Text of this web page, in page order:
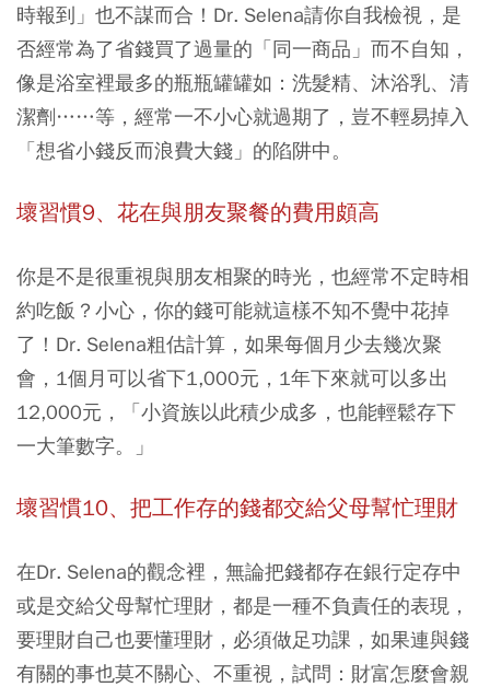
時報到」也不謀而合！Dr. Selena請你自我檢視，是
否經常為了省錢買了過量的「同一商品」而不自知，
像是浴室裡最多的瓶瓶罐罐如：洗髮精、沐浴乳、清
潔劑……等，經常一不小心就過期了，豈不輕易掉入
「想省小錢反而浪費大錢」的陷阱中。
壞習慣9、花在與朋友聚餐的費用頗高
你是不是很重視與朋友相聚的時光，也經常不定時相
約吃飯？小心，你的錢可能就這樣不知不覺中花掉
了！Dr. Selena粗估計算，如果每個月少去幾次聚
會，1個月可以省下1,000元，1年下來就可以多出
12,000元，「小資族以此積少成多，也能輕鬆存下
一大筆數字。」
壞習慣10、把工作存的錢都交給父母幫忙理財
在Dr. Selena的觀念裡，無論把錢都存在銀行定存中
或是交給父母幫忙理財，都是一種不負責任的表現，
要理財自己也要懂理財，必須做足功課，如果連與錢
有關的事也莫不關心、不重視，試問：財富怎麼會親